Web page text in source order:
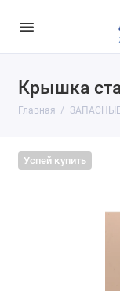
Крышка
Главная
Успей купить